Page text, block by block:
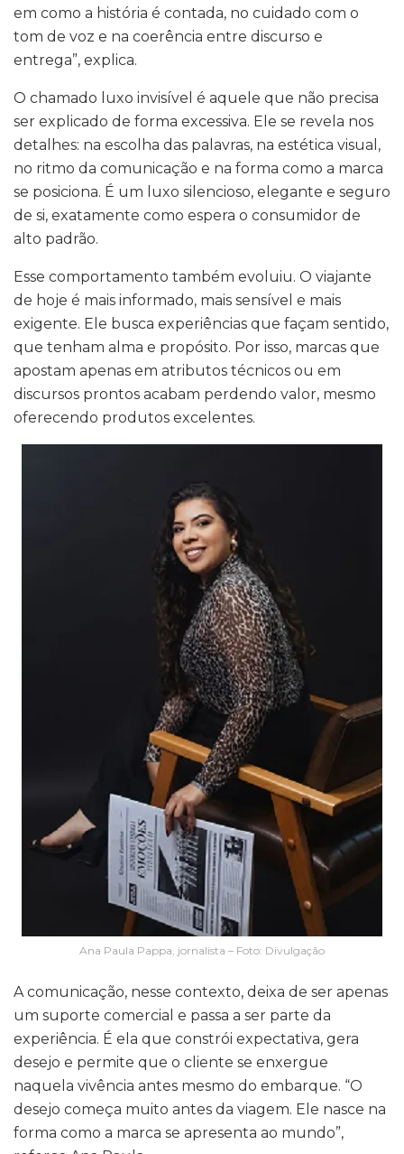
em como a história é contada, no cuidado com o
tom de voz e na coerência entre discurso e
entrega”, explica.
O chamado luxo invisível é aquele que não precisa
ser explicado de forma excessiva. Ele se revela nos
detalhes: na escolha das palavras, na estética visual,
no ritmo da comunicação e na forma como a marca
se posiciona. É um luxo silencioso, elegante e seguro
de si, exatamente como espera o consumidor de
alto padrão.
Esse comportamento também evoluiu. O viajante
de hoje é mais informado, mais sensível e mais
exigente. Ele busca experiências que façam sentido,
que tenham alma e propósito. Por isso, marcas que
apostam apenas em atributos técnicos ou em
discursos prontos acabam perdendo valor, mesmo
oferecendo produtos excelentes.
Ana Paula Pappa, jornalista – Foto: Divulgação
A comunicação, nesse contexto, deixa de ser apenas
um suporte comercial e passa a ser parte da
experiência. É ela que constrói expectativa, gera
desejo e permite que o cliente se enxergue
naquela vivência antes mesmo do embarque. “O
desejo começa muito antes da viagem. Ele nasce na
forma como a marca se apresenta ao mundo”,